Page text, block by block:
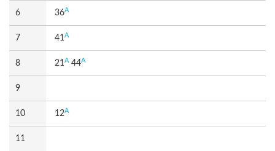
6 36A
7 41A
8 21A44A
9
10 12A
11